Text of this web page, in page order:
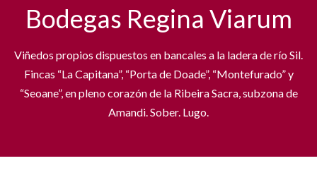
Bodegas Regina Viarum
Viñedos propios dispuestos en bancales a la ladera de río Sil.
Fincas “La Capitana”, “Porta de Doade”, “Montefurado” y
“Seoane”, en pleno corazón de la Ribeira Sacra, subzona de
Amandi. Sober. Lugo.